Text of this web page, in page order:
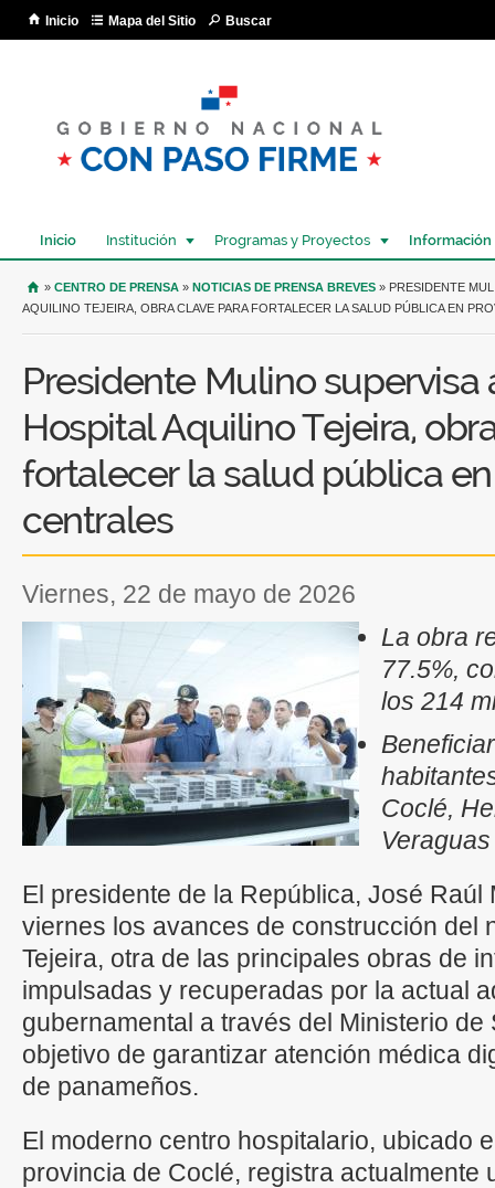
Inicio Mapa del Sitio Buscar
Inicio Institución Programas y Proyectos Información
USTED SE ENCUENTRA AQUÍ
» CENTRO DE PRENSA » NOTICIAS DE PRENSA BREVES » PRESIDENTE
AQUILINO TEJEIRA, OBRA CLAVE PARA FORTALECER LA SALUD PÚBLICA EN
Presidente Mulino supervisa
Hospital Aquilino Tejeira,
fortalecer la salud pública
centrales
viernes, 22 de mayo de 2026
La obra
77.5%,
los 214
Coclé,
Veraguas
El presidente de la República, José Raúl
viernes los avances de construcción del
Tejeira, otra de las principales obras de
impulsadas y recuperadas por la actual
gubernamental a través del Ministerio de
objetivo de garantizar atención médica
de panameños.
El moderno centro hospitalario, ubicado
provincia de Coclé, registra actualmente